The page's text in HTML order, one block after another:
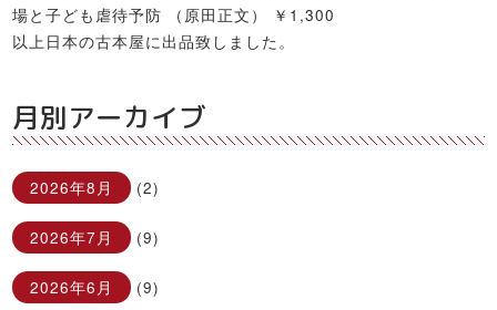
場と子ども虐待予防 （原田正文） ￥1,300
以上日本の古本屋に出品致しました。
月別アーカイブ
2026年8月 (2)
2026年7月 (9)
2026年6月 (9)